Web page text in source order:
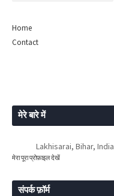
Home
Contact
मेरे बारे में
Lakhisarai, Bihar, India
मेरा पूरा प्रोफ़ाइल देखें
संपर्क फ़ॉर्म